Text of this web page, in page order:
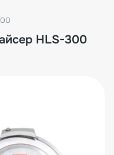
HLS-300